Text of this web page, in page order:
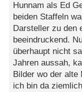
Hunnam als Ed
beiden Staffeln
Darsteller zu den
beeindruckend.
überhaupt nicht
Jahren aussah,
Bilder wo der alte
ich bin da